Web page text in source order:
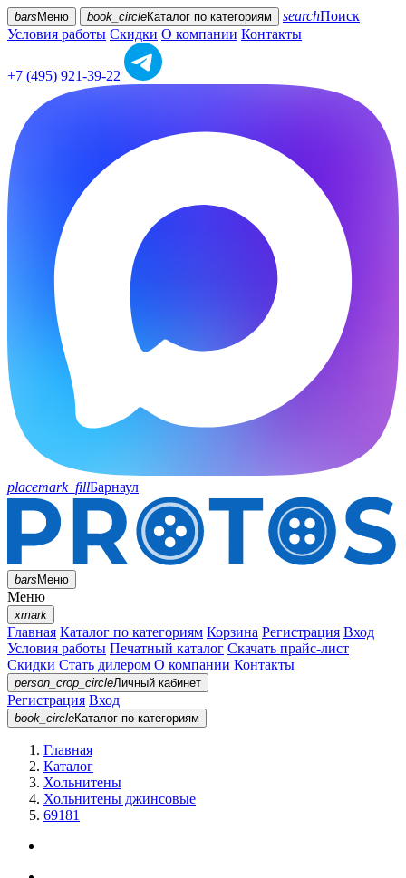
bars Меню book_circleКаталог по категориям searchПоиск
Условия работы Скидки О компании Контакты
+7 (495) 921-39-22
placemark_fillБарнаул
barsМеню
Меню
xmark
Главная Каталог по категориям Корзина Регистрация Вход
Условия работы Печатный каталог Скачать прайс-лист
Скидки Стать дилером О компании Контакты
person_crop_circleЛичный кабинет
Регистрация Вход
book_circleКаталог по категориям
Главная
Каталог
Хольнитены
Хольнитены джинсовые
69181